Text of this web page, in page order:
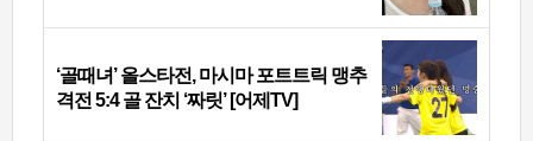
‘골때녀’ 올스타전, 마시마 포트트릭 맹추
격전 5:4 골 잔치 ‘짜릿’ [어제TV]